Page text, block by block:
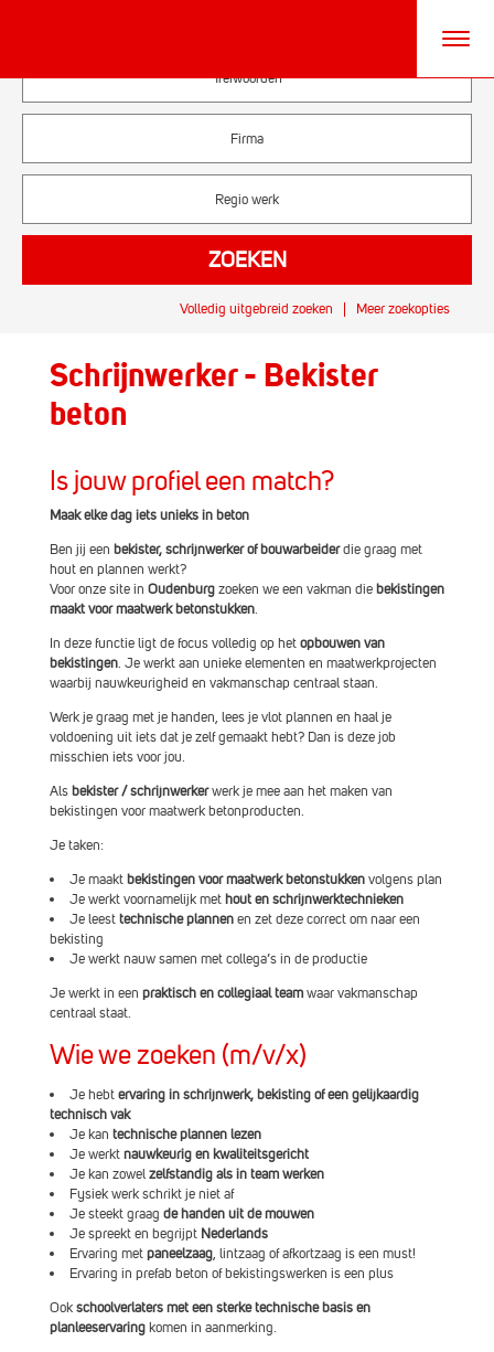
Meer zoekopties
Volledig uitgebreid zoeken
Schrijnwerker - Bekister
beton
Is jouw profiel een match?
Maak elke dag iets unieks in beton
Ben jij een bekister, schrijnwerker of bouwarbeiderdie graag met
hout en plannen werkt?
Voor onze site in Oudenburgzoeken we een vakman die bekistingen
maakt voor maatwerk betonstukken.
In deze functie ligt de focus volledig op hetopbouwen van
bekistingen. Je werkt aan unieke elementen en maatwerkprojecten
waarbij nauwkeurigheid en vakmanschap centraal staan.
Werk je graag met je handen, lees je vlot plannen en haal je
voldoening uit iets dat je zelf gemaakt hebt? Dan is deze job
misschien iets voor jou.
Als bekister / schrijnwerkerwerk je mee aan het maken van
bekistingen voor maatwerk betonproducten.
Je taken:
Je maakt bekistingen voor maatwerk betonstukkenvolgens plan
Je werkt voornamelijk met hout en schrijnwerktechnieken
Je leesttechnische plannenen zet deze correct om naar een
bekisting
Je werkt nauw samen met collega’s in de productie
Je werkt in een praktisch en collegiaal teamwaar vakmanschap
centraal staat.
Wie we zoeken (m/v/x)
Je hebtervaring in schrijnwerk, bekisting of een gelijkaardig
technisch vak
Je kan technische plannen lezen
Je werktnauwkeurig en kwaliteitsgericht
Je kan zowelzelfstandig als in team werken
Fysiek werk schrikt je niet af
Je steekt graag de handen uit de mouwen
Je spreekt en begrijpt Nederlands
Ervaring metpaneelzaag, lintzaag of afkortzaag is een must!
Ervaring in prefab beton of bekistingswerken is een plus
Ookschoolverlaters met een sterke technische basis en
planleeservaringkomen in aanmerking.